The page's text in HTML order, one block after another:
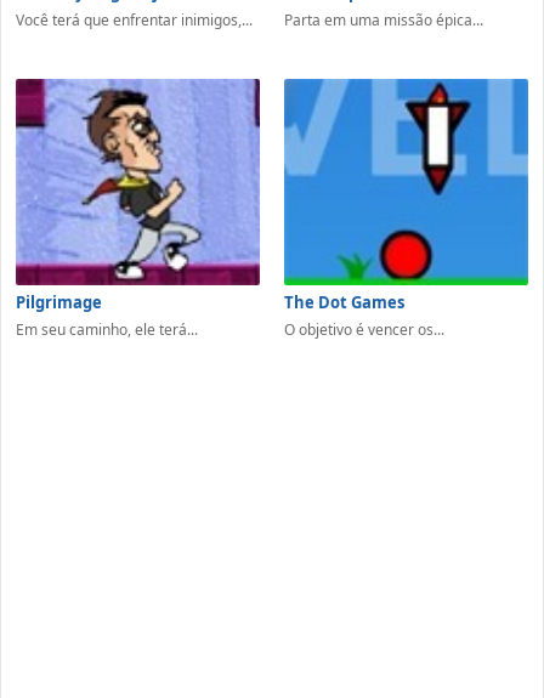
Você terá que enfrentar inimigos,... Parta em uma missão épica...
Pilgrimage
Em seu caminho, ele terá...
The Dot Games
O objetivo é vencer os...